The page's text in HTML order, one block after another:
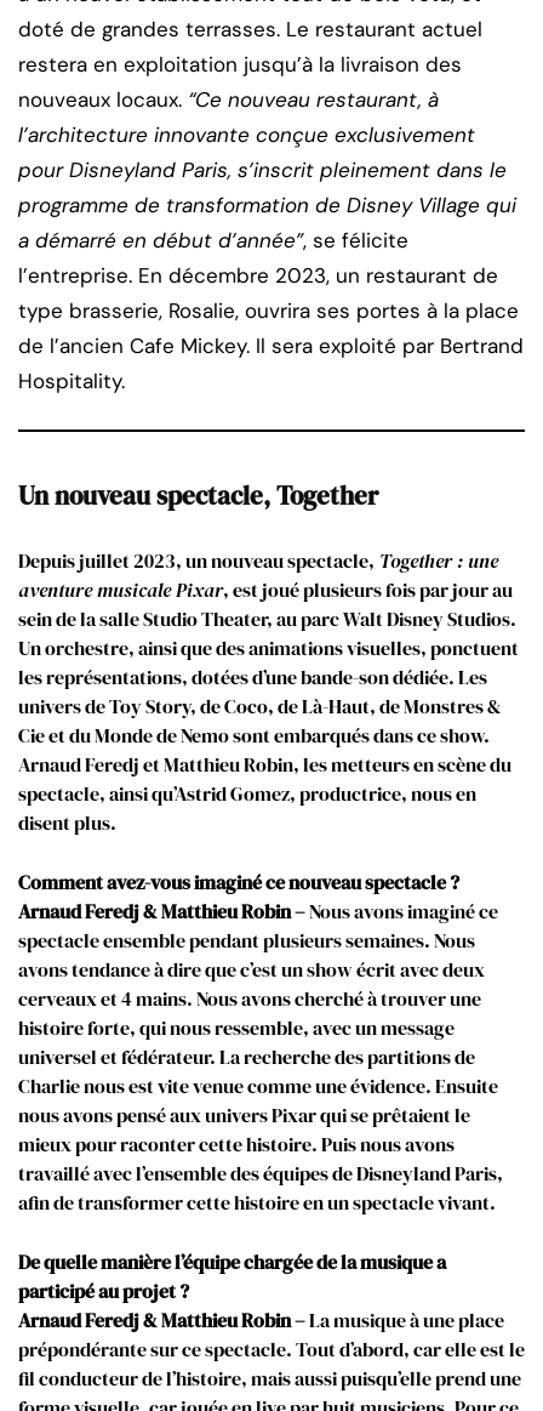
doté de grandes terrasses. Le restaurant actuel
restera en exploitation jusqu’à la livraison des
nouveaux locaux. “Ce nouveau restaurant, à
l’architecture innovante conçue exclusivement
pour Disneyland Paris, s’inscrit pleinement dans le
programme de transformation de Disney Village qui
a démarré en début d’année”, se félicite
l’entreprise. En décembre 2023, un restaurant de
type brasserie, Rosalie, ouvrira ses portes à la place
de l’ancien Cafe Mickey. Il sera exploité par Bertrand
Hospitality.
Un nouveau spectacle, Together
Depuis juillet 2023, un nouveau spectacle, Together : une
aventure musicale Pixar, est joué plusieurs fois par jour au
sein de la salle Studio Theater, au parc Walt Disney Studios.
Un orchestre, ainsi que des animations visuelles, ponctuent
les représentations, dotées d’une bande-son dédiée. Les
univers de Toy Story, de Coco, de Là-Haut, de Monstres &
Cie et du Monde de Nemo sont embarqués dans ce show.
Arnaud Feredj et Matthieu Robin, les metteurs en scène du
spectacle, ainsi qu’Astrid Gomez, productrice, nous en
disent plus.
Comment avez-vous imaginé ce nouveau spectacle ?
Arnaud Feredj & Matthieu Robin –Nous avons imaginé ce
spectacle ensemble pendant plusieurs semaines. Nous
avons tendance à dire que c’est un show écrit avec deux
cerveaux et 4 mains. Nous avons cherché à trouver une
histoire forte, qui nous ressemble, avec un message
universel et fédérateur. La recherche des partitions de
Charlie nous est vite venue comme une évidence. Ensuite
nous avons pensé aux univers Pixar qui se prêtaient le
mieux pour raconter cette histoire. Puis nous avons
travaillé avec l’ensemble des équipes de Disneyland Paris,
afin de transformer cette histoire en un spectacle vivant.
De quelle manière l’équipe chargée de la musique a
participé au projet ?
Arnaud Feredj & Matthieu Robin –La musique à une place
prépondérante sur ce spectacle. Tout d’abord, car elle est le
fil conducteur de l’histoire, mais aussi puisqu’elle prend une